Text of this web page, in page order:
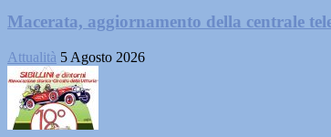
Macerata, aggiornamento della centrale
Attualità 5 Agosto 2026